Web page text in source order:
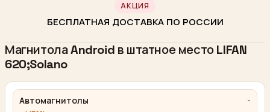
АКЦИЯ
БЕСПЛАТНАЯ ДОСТАВКА ПО РОССИИ
Магнитола Android в штатное место LIFAN
620;Solano
Автомагнитолы